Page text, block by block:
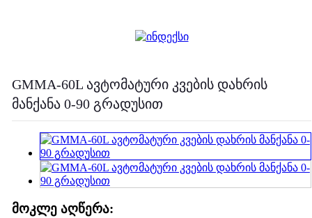
GMMA-60L ავტომატური კვების დახრის
მანქანა 0-90 გრადუსით
მოკლე აღწერა: